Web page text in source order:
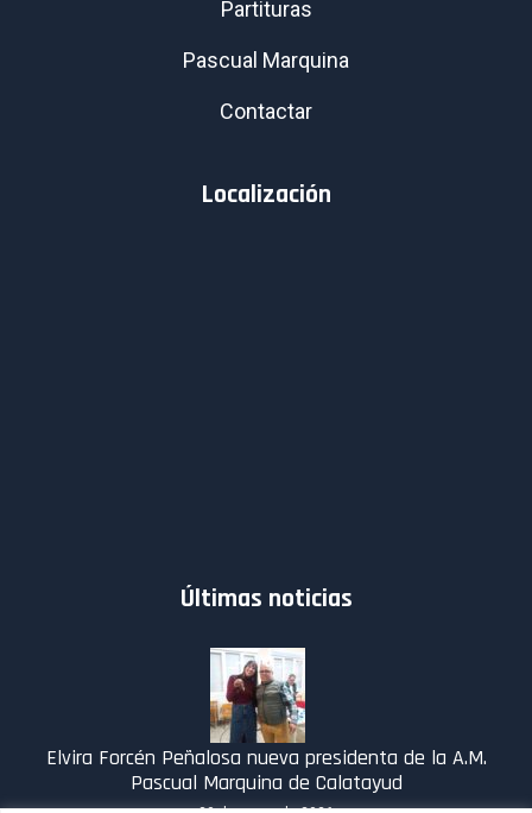
Partituras
Pascual Marquina
Contactar
Localización
Últimas noticias
Elvira Forcén Peñalosa nueva presidenta de la A.M.
Pascual Marquina de Calatayud